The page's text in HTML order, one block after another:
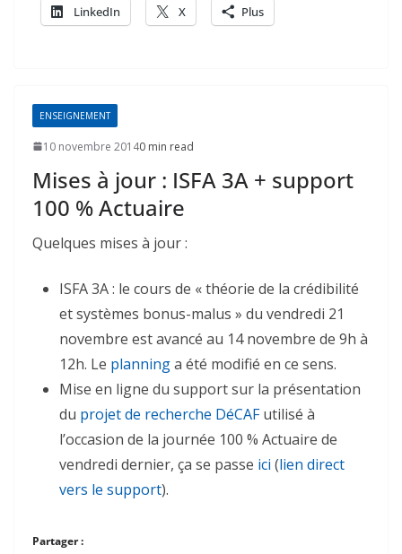
LinkedIn X Plus
ENSEIGNEMENT
10 novembre 20140 min read
Mises à jour : ISFA 3A + support
100 % Actuaire
Quelques mises à jour :
ISFA 3A : le cours de « théorie de la crédibilité
et systèmes bonus-malus » du vendredi 21
novembre est avancé au 14 novembre de 9h à
12h. Le planninga été modifié en ce sens.
Mise en ligne du support sur la présentation
du projet de recherche DéCAFutilisé à
l’occasion de la journée 100 % Actuaire de
vendredi dernier, ça se passe ici (lien direct
vers le support).
Partager :